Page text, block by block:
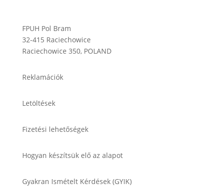
FPUH Pol Bram
32-415 Raciechowice
Raciechowice 350, POLAND
Reklamációk
Letöltések
Fizetési lehetőségek
Hogyan készítsük elő az alapot
Gyakran Ismételt Kérdések (GYIK)